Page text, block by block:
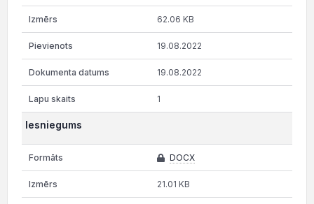
62.06 KB
19.08.2022
19.08.2022
1
Iesniegums
DOCX
21.01 KB